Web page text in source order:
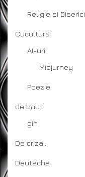
Religie si Biserici
Cucultura
AI-uri
Midjurney
Poezie
de baut
gin
De criza…
Deutsche